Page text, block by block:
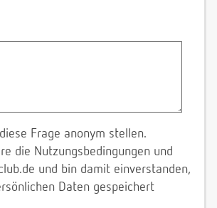
Frage anonym stellen.
die Nutzungsbedingungen und
und bin damit einverstanden,
Daten gespeichert